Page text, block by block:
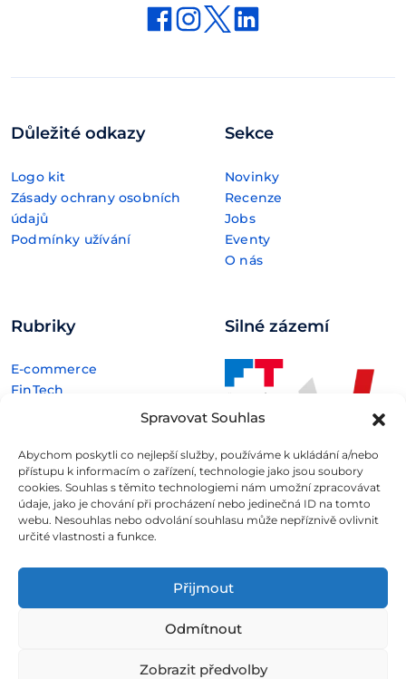
Spravovat Souhlas
Abychom poskytli co nejlepší služby, používáme k ukládání a/nebo
přístupu k informacím o zařízení, technologie jako jsou soubory
cookies. Souhlas s těmito technologiemi nám umožní zpracovávat
údaje, jako je chování při procházení nebo jedinečná ID na tomto
webu. Nesouhlas nebo odvolání souhlasu může nepříznivě ovlivnit
určité vlastnosti a funkce.
Přijmout
Odmítnout
Zobrazit předvolby
Důležité odkazy
Logo kit
Zásady ochrany osobních
údajů
Podmínky užívání
Sekce
Novinky
Recenze
Jobs
Eventy
O nás
Rubriky
E-commerce
FinTech
Technologie
Silné zázemí
602 00 Brno
jsou určeny výhradně ke studijním
a informativním účelům a neslouží v žádném případě coby